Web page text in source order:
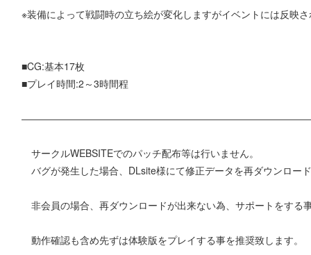
※装備によって戦闘時の立ち絵が変化しますがイベントには反映
■CG:基本17枚
■プレイ時間:2～3時間程
サークルWEBSITEでのパッチ配布等は行いません。
バグが発生した場合、DLsite様にて修正データを再ダウンロー
非会員の場合、再ダウンロードが出来ない為、サポートをする
動作確認も含め先ずは体験版をプレイする事を推奨致します。